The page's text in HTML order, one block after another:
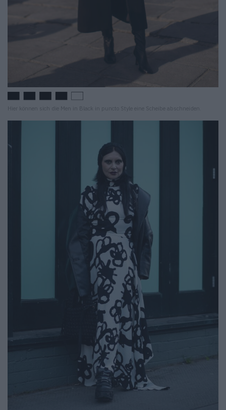
Hier können sich die Men in Black in puncto Style eine Scheibe abschneiden.